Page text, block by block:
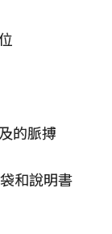
的脈搏
和說明書